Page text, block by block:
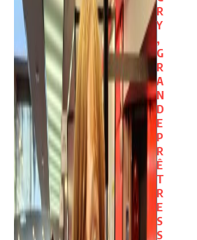
R
Y
,
G
R
A
N
D
E
P
R
Ê
T
R
E
S
S